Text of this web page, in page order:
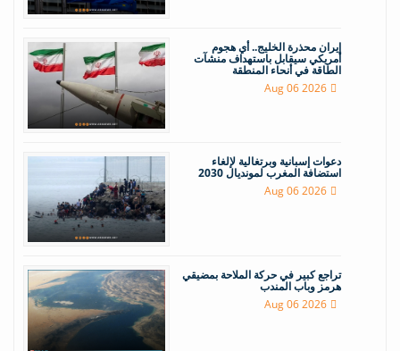
إيران محذرة الخليج.. أي هجوم
أمريكي سيقابل باستهداف منشآت
الطاقة في أنحاء المنطقة
Aug 06 2026
دعوات إسبانية وبرتغالية لإلغاء
استضافة المغرب لمونديال 2030
Aug 06 2026
تراجع كبير في حركة الملاحة بمضيقي
هرمز وباب المندب
Aug 06 2026